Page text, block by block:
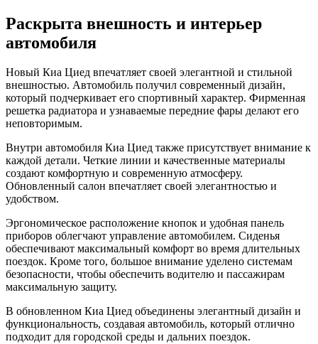
Раскрыта внешность и интерьер
автомобиля
Новый Киа Циед впечатляет своей элегантной и стильной
внешностью. Автомобиль получил современный дизайн,
который подчеркивает его спортивный характер. Фирменная
решетка радиатора и узнаваемые передние фары делают его
неповторимым.
Внутри автомобиля Киа Циед также присутствует внимание к
каждой детали. Четкие линии и качественные материалы
создают комфортную и современную атмосферу.
Обновленный салон впечатляет своей элегантностью и
удобством.
Эргономическое расположение кнопок и удобная панель
приборов облегчают управление автомобилем. Сиденья
обеспечивают максимальный комфорт во время длительных
поездок. Кроме того, большое внимание уделено системам
безопасности, чтобы обеспечить водителю и пассажирам
максимальную защиту.
В обновленном Киа Циед объединены элегантный дизайн и
функциональность, создавая автомобиль, который отлично
подходит для городской среды и дальних поездок.